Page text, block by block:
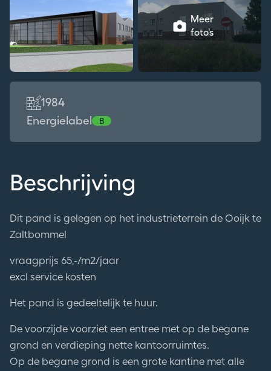
Meer
foto's
1984
Energielabel
B
Beschrijving
Dit pand is gelegen op het industrieterrein de Ooijk te
Zaltbommel
vraagprijs 65,-/m2/jaar
excl service kosten
Het pand is gedeeltelijk te huur.
De voorzijde voorziet een entree met op de begane
grond en verdieping nette kantoorruimtes.
Op de begane grond is een grote kantine met alle